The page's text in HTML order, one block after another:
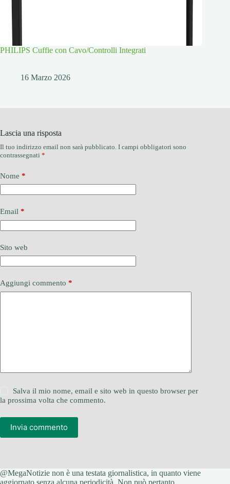
PHILIPS Cuffie con Cavo/Controlli Integrati
16 Marzo 2026
Lascia una risposta
Il tuo indirizzo email non sarà pubblicato. I campi obbligatori sono
contrassegnati *
Nome *
Email *
Sito web
Aggiungi commento *
Salva il mio nome, email e sito web in questo browser per
la prossima volta che commento.
Invia commento
@MegaNotizie non è una testata giornalistica, in quanto viene
aggiornato senza alcuna periodicità. Non può pertanto